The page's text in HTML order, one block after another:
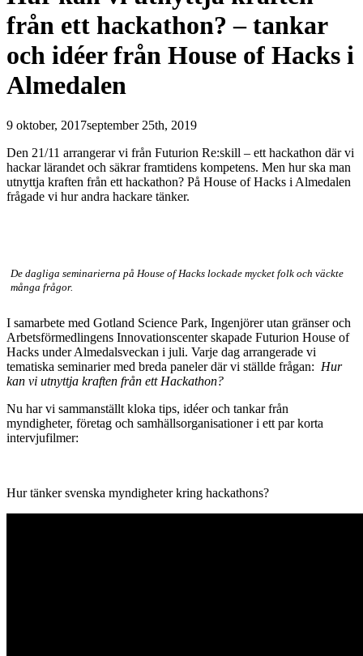
från ett hackathon? – tankar
och idéer från House of Hacks i
Almedalen
9 oktober, 2017september 25th, 2019
Den 21/11 arrangerar vi från Futurion Re:skill – ett hackathon där vi
hackar lärandet och säkrar framtidens kompetens. Men hur ska man
utnyttja kraften från ett hackathon? På House of Hacks i Almedalen
frågade vi hur andra hackare tänker.
De dagliga seminarierna på House of Hacks lockade mycket folk och väckte
många frågor.
I samarbete med Gotland Science Park, Ingenjörer utan gränser och
Arbetsförmedlingens Innovationscenter skapade Futurion House of
Hacks under Almedalsveckan i juli. Varje dag arrangerade vi
tematiska seminarier med breda paneler där vi ställde frågan: Hur
kan vi utnyttja kraften från ett Hackathon?
Nu har vi sammanställt kloka tips, idéer och tankar från
myndigheter, företag och samhällsorganisationer i ett par korta
intervjufilmer:
Hur tänker svenska myndigheter kring hackathons?